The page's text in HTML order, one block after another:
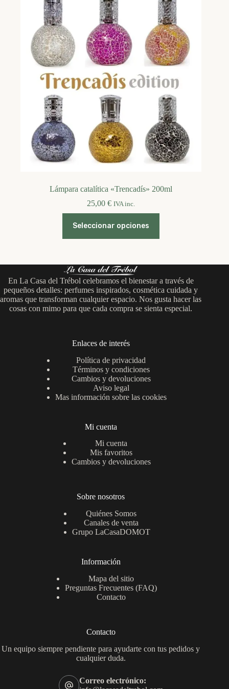
Lámpara catalítica «Trencadís» 200ml
25,00€ IVA inc.
Seleccionar opciones
producto
Las
opciones
se
pueden
elegir
en
producto
En La Casa del Trébol celebramos el bienestar a través de
pequeños detalles: perfumes inspirados, cosmética cuidada y
aromas que transforman cualquier espacio. Nos gusta hacer las
cosas con mimo para que cada compra se sienta especial.
Enlaces de interés
Política de privacidad
Términos y condiciones
Cambios y devoluciones
Aviso legal
Mas información sobre las cookies
Mi cuenta
Mi cuenta
Mis favoritos
Cambios y devoluciones
Sobre nosotros
Quiénes Somos
Canales de venta
Grupo LaCasaDOMOT
Información
Mapa del sitio
Preguntas Frecuentes (FAQ)
Contacto
Contacto
Un equipo siempre pendiente para ayudarte con tus pedidos y
cualquier duda.
Correo electrónico: